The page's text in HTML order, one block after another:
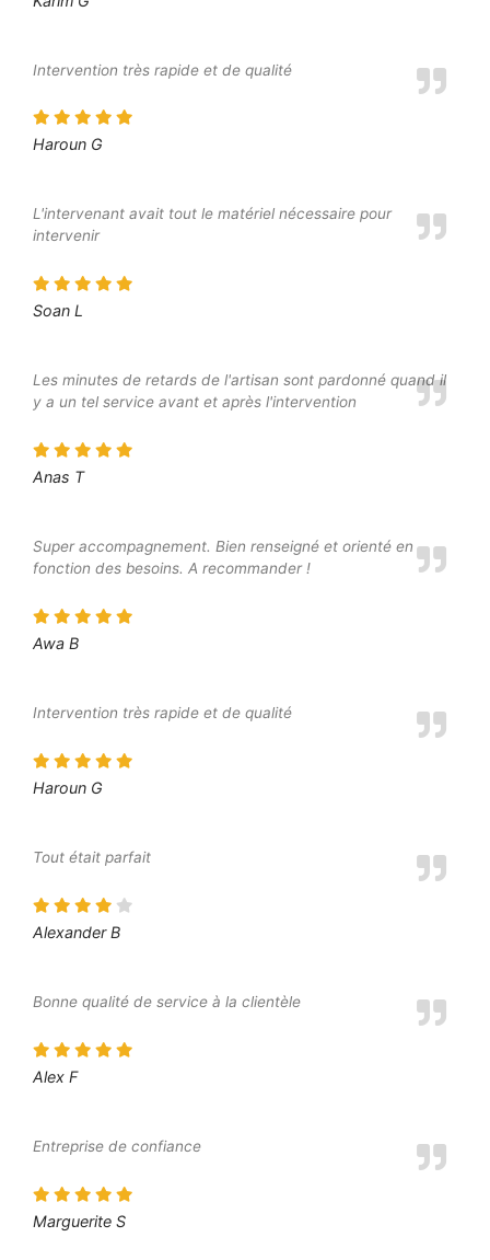
Intervention très rapide et de qualité
Haroun G
L'intervenant avait tout le matériel nécessaire pour
intervenir
Soan L
Les minutes de retards de l'artisan sont pardonné quand il
y a un tel service avant et après l'intervention
Anas T
Super accompagnement. Bien renseigné et orienté en
fonction des besoins. A recommander !
Awa B
Intervention très rapide et de qualité
Haroun G
Tout était parfait
Alexander B
Bonne qualité de service à la clientèle
Alex F
Entreprise de confiance
Marguerite S